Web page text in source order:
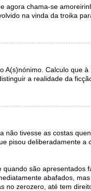
agora chama-se
na vinda da troika
A(s)nónimo. Calculo que à
a realidade da
não tivesse as costas
pisou deliberadamente a
são apresentados
abafados,
no zerozero, até tem